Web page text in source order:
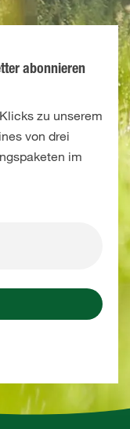
abonnieren
zu unserem
von drei
im